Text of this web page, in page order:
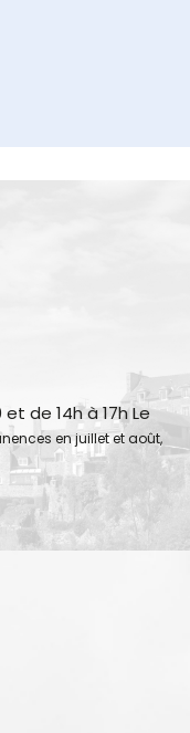
de 14h à 17h Le
en juillet et août,